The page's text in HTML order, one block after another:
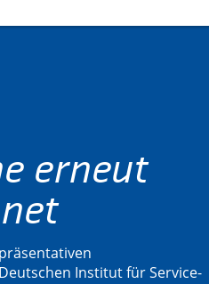
erneut
Institut für Service-